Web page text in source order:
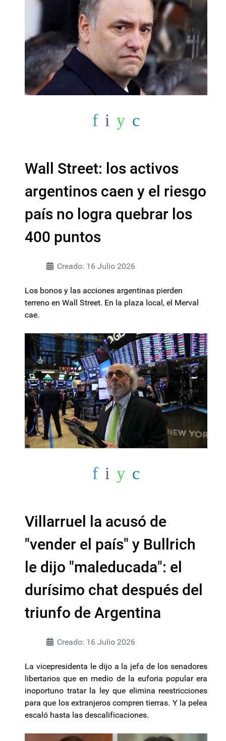
Wall Street: los activos
argentinos caen y el riesgo
país no logra quebrar los
400 puntos
Creado: 16 Julio 2026
Los bonos y las acciones argentinas pierden
terreno en Wall Street. En la plaza local, el Merval
cae.
Villarruel la acusó de
"vender el país" y Bullrich
le dijo "maleducada": el
durísimo chat después del
triunfo de Argentina
Creado: 16 Julio 2026
La vicepresidenta le dijo a la jefa de los senadores
libertarios que en medio de la euforia popular era
inoportuno tratar la ley que elimina reestricciones
para que los extranjeros compren tierras. Y la pelea
escaló hasta las descalificaciones.